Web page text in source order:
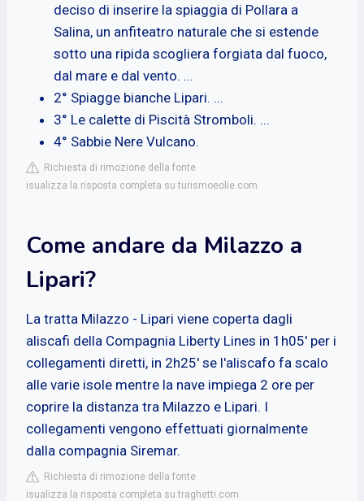
deciso di inserire la spiaggia di Pollara a
Salina, un anfiteatro naturale che si estende
sotto una ripida scogliera forgiata dal fuoco,
dal mare e dal vento. ...
2° Spiagge bianche Lipari. ...
3° Le calette di Piscità Stromboli. ...
4° Sabbie Nere Vulcano.
Richiesta di rimozione della fonte
isualizza la risposta completa su turismoeolie.com
Come andare da Milazzo a
Lipari?
La tratta Milazzo - Lipari viene coperta dagli
aliscafi della Compagnia Liberty Lines in 1h05' per i
collegamenti diretti, in 2h25' se l'aliscafo fa scalo
alle varie isole mentre la nave impiega 2 ore per
coprire la distanza tra Milazzo e Lipari. I
collegamenti vengono effettuati giornalmente
dalla compagnia Siremar.
Richiesta di rimozione della fonte
isualizza la risposta completa su traghetti.com